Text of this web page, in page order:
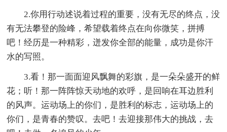
2.你用行动述说着过程的重要，没有无尽的终点，没
有无法攀登的险峰，希望载着终点在向你微笑，拼搏
吧！经历是一种精彩，迸发你全部的能量，成功是你汗
水的写照。
3.看！那一面面迎风飘舞的彩旗，是一朵朵盛开的鲜
花；听！那一阵阵惊天动地的欢呼，是回响在耳边胜利
的风声。运动场上的你们，是胜利的标志，运动场上的
你们，是青春的赞叹。去吧！去迎接那伟大的挑战，去